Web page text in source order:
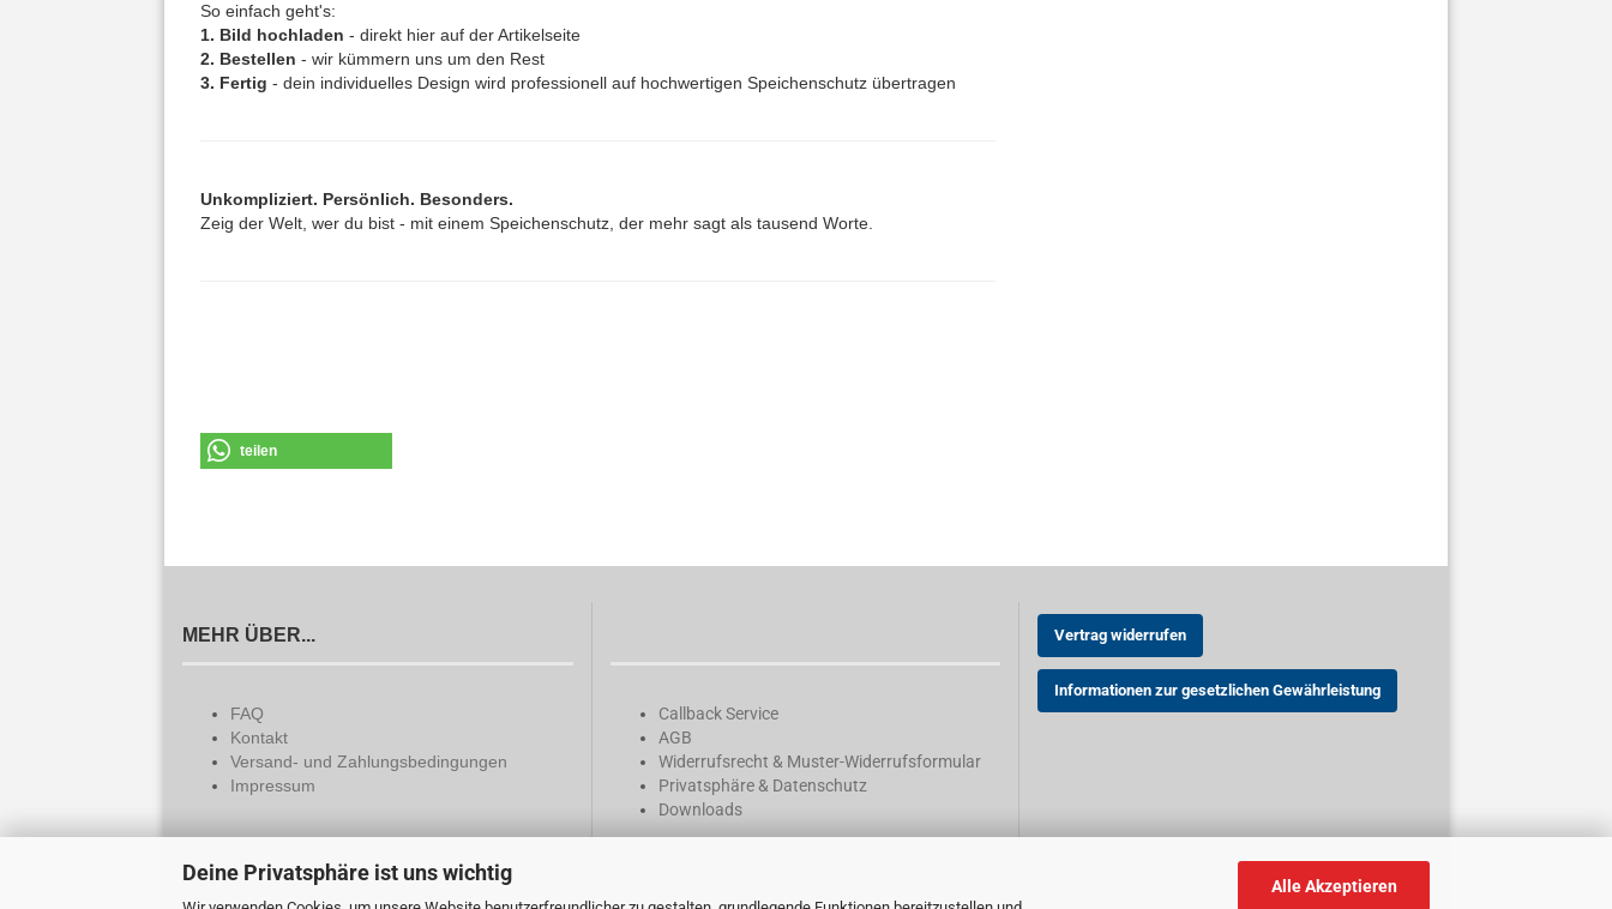
Deine Privatsphäre ist uns wichtig
Alle Akzeptieren
So einfach geht's:
1. Bild hochladen - direkt hier auf der Artikelseite
2. Bestellen - wir kümmern uns um den Rest
3. Fertig - dein individuelles Design wird professionell auf hochwertigen Speichenschutz übertragen
Unkompliziert. Persönlich. Besonders.
Zeig der Welt, wer du bist - mit einem Speichenschutz, der mehr sagt als tausend Worte.
teilen
MEHR ÜBER...
FAQ
Kontakt
Versand- und Zahlungsbedingungen
Impressum
Callback Service
AGB
Widerrufsrecht & Muster-Widerrufsformular
Privatsphäre & Datenschutz
Downloads
Vertrag widerrufen
Informationen zur gesetzlichen Gewährleistung